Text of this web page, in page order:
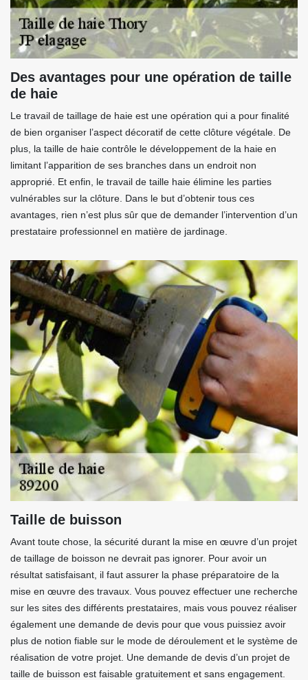
Des avantages pour une opération de taille
de haie
Le travail de taillage de haie est une opération qui a pour finalité
de bien organiser l’aspect décoratif de cette clôture végétale. De
plus, la taille de haie contrôle le développement de la haie en
limitant l’apparition de ses branches dans un endroit non
approprié. Et enfin, le travail de taille haie élimine les parties
vulnérables sur la clôture. Dans le but d’obtenir tous ces
avantages, rien n’est plus sûr que de demander l’intervention d’un
prestataire professionnel en matière de jardinage.
Taille de buisson
Avant toute chose, la sécurité durant la mise en œuvre d’un projet
de taillage de boisson ne devrait pas ignorer. Pour avoir un
résultat satisfaisant, il faut assurer la phase préparatoire de la
mise en œuvre des travaux. Vous pouvez effectuer une recherche
sur les sites des différents prestataires, mais vous pouvez réaliser
également une demande de devis pour que vous puissiez avoir
plus de notion fiable sur le mode de déroulement et le système de
réalisation de votre projet. Une demande de devis d’un projet de
taille de buisson est faisable gratuitement et sans engagement.